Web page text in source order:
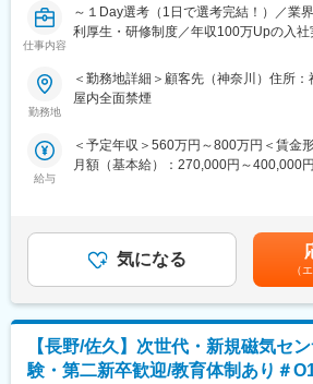
（3）グローバルパワートレーン制御
（4）リージョナルパワートレーン制御
（6）検証 & リリース管理
（7）E/Eプラットフォーム & パワートレ
・部門全体：約50名
・サイバーセキュリティ・故障診断・機
・サイバー攻撃に対する軽減策を車両
・E2Eレベルでの監視ソリューションを
・次世代サイバーセキュリティエンジニ
・サイバーセキュリティに関する最新技
仕事内容
～１Day選考（1日で選考完結！）／業
利厚生・研修制度／年収100万Upの入社
6.0％（メーカー平均約9.7%）～
■職務内容：
サー、センシングセンサーの半導体設
検証)をお任せします。これまでのご経
・トップ設計
また、リーダーやマネジメントとしてご
ンもご用意しております。
■業務の魅力：
イメージセンサーは、デジタルカメラや
イメージング用途だけでなく、車載用な
勤務地
＜勤務地詳細＞顧客先（神奈川）住所：
屋内全面禁煙
給与
＜予定年収＞560万円～800万円＜賃金
月額（基本給）：270,000円～400,000
じて上下する可能性があります。月給(
記です。気になる
（
【長野/佐久】次世代・新規磁気セ
験・第二新卒歓迎/教育体制あり＃